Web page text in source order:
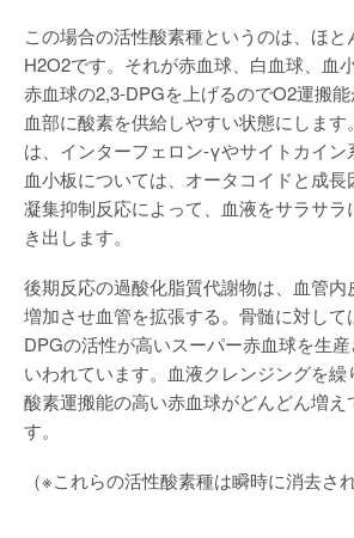
この場合の活性酸素種というのは、ほと
H2O2です。それが赤血球、白血球、血
赤血球の2,3-DPGを上げるのでO2運搬
血部に酸素を供給しやすい状態にします
は、インターフェロン-γやサイトカイン
血小板については、オータコイドと成長
凝集抑制反応によって、血液をサラサラ
き出します。
後期反応の過酸化脂質代謝物は、血管
増加させ血管を拡張する。骨髄に対して
DPGの活性が高いスーパー赤血球を生
いわれています。血液クレンジングを繰
酸素運搬能の高い赤血球がどんどん増
す。
（※これらの活性酸素種は瞬時に消去さ